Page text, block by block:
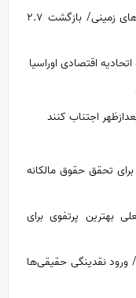
خروج بیش از ۳.۱ میلیون زائر اربعین از مرزهای زمینی/ بازگشت ۲.۷
اقتصادی اوراسیا
اجتناب کنند
تحقق حقوق مالکانه
بهترین پرتفوی برای
نقدینگی حقیقی‌ها